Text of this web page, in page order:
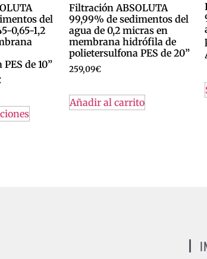
del
0,65-1,2
de 10”
Filtración ABSOLUTA
99,99% de sedimentos del
agua de 0,2 micras en
membrana hidrófila de
polietersulfona PES de 20”
259,09€
Añadir al carrito